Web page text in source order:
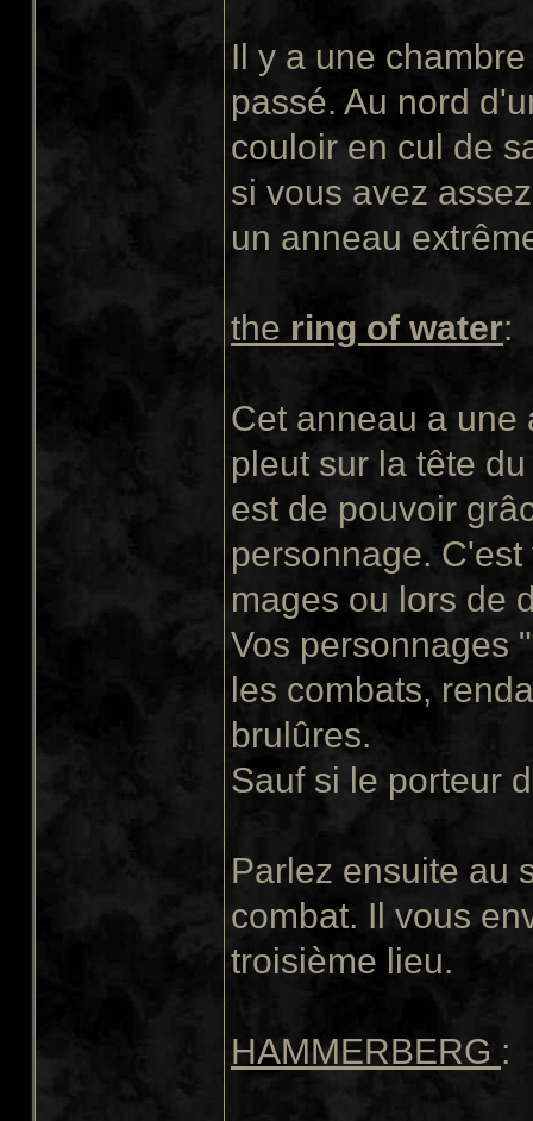
Il y a une
passé. Au nord
couloir en cul de
si vous avez
un anneau
the ring of water:
Cet anneau a une
pleut sur la tête
est de pouvoir
personnage.
mages ou lors de
Vos personnages
les combats,
brulûres.
Sauf si le porteur
Parlez ensuite au
combat. Il vous
troisième lieu.
HAMMERBERG :